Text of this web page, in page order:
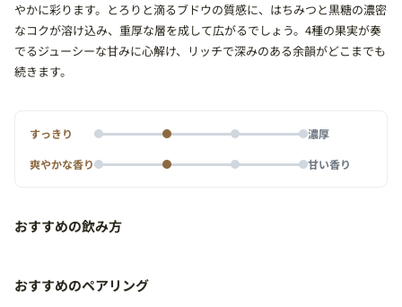
やかに彩ります。とろりと滴るブドウの質感に、はちみつと黒糖の濃密
なコクが溶け込み、重厚な層を成して広がるでしょう。4種の果実が奏
でるジューシーな甘みに心解け、リッチで深みのある余韻がどこまでも
続きます。
すっきり
濃厚
爽やかな香り
甘い香り
おすすめの飲み方
おすすめのペアリング